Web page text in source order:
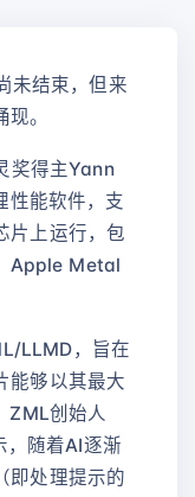
未结束，但来
。
奖得主Yann
性能软件，支
片上运行，包
Apple Metal
LLMD，旨在
能够以其最大
ZML创始人
随着AI逐渐
即处理提示的